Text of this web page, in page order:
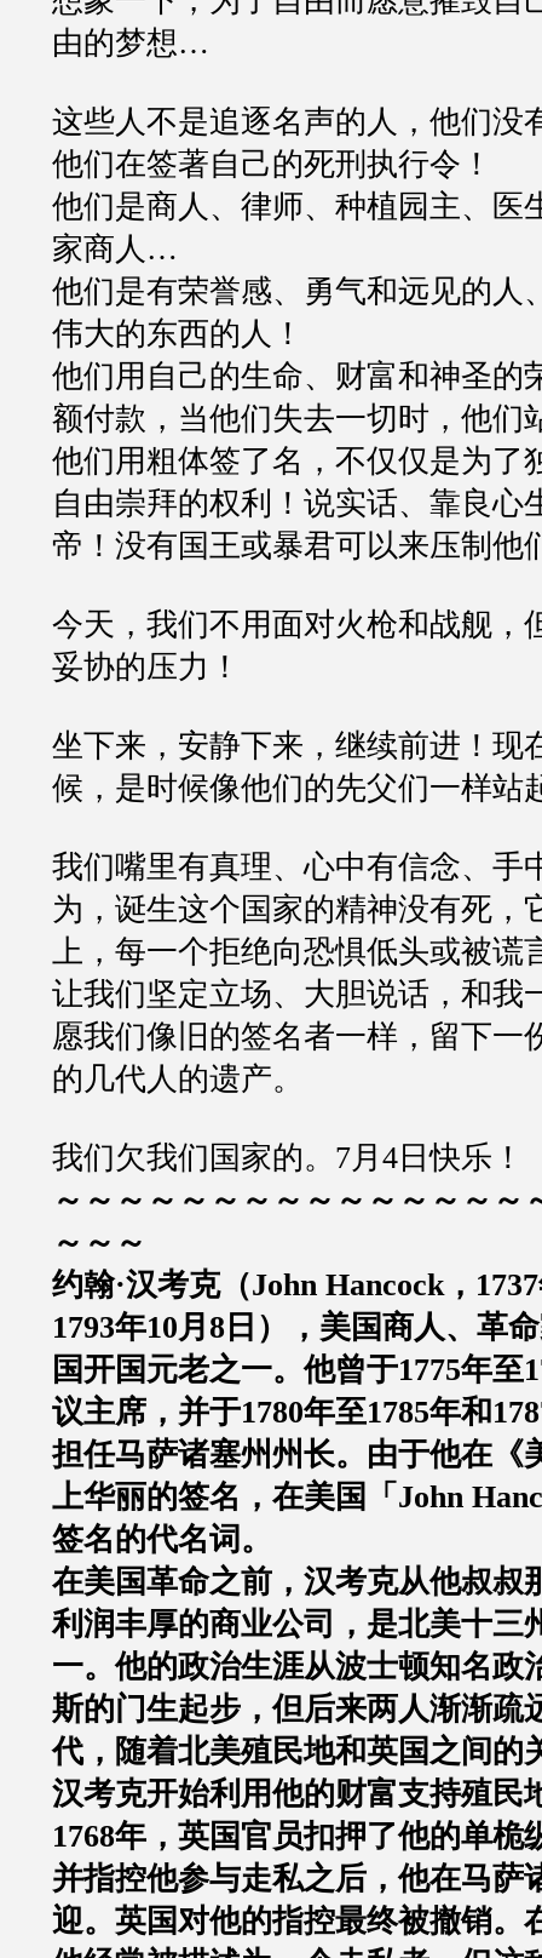
由的梦想…
这些人不是追逐名声的人，他们没
他们在签著自己的死刑执行令！
他们是商人、律师、种植园主、医
家商人…
他们是有荣誉感、勇气和远见的人
伟大的东西的人！
他们用自己的生命、财富和神圣的
额付款，当他们失去一切时，他们
他们用粗体签了名，不仅仅是为了
自由崇拜的权利！说实话、靠良心
帝！没有国王或暴君可以来压制他
今天，我们不用面对火枪和战舰，
妥协的压力！
坐下来，安静下来，继续前进！现
候，是时候像他们的先父们一样站
我们嘴里有真理、心中有信念、手
为，诞生这个国家的精神没有死，
上，每一个拒绝向恐惧低头或被谎
让我们坚定立场、大胆说话，和我
愿我们像旧的签名者一样，留下一
的几代人的遗产。
我们欠我们国家的。7月4日快乐！
～～～～～～～～～～～～～～～
～～～
约翰·汉考克（John Hancock，
1793年10月8日），美国商人、革
国开国元老之一。他曾于1775年至
议主席，并于1780年至1785年和
担任马萨诸塞州州长。由于他在《
上华丽的签名，在美国「John
签名的代名词。
在美国革命之前，汉考克从他叔叔
利润丰厚的商业公司，是北美十三
一。他的政治生涯从波士顿知名政
斯的门生起步，但后来两人渐渐疏
代，随着北美殖民地和英国之间的
汉考克开始利用他的财富支持殖民
1768年，英国官员扣押了他的单桅
并指控他参与走私之后，他在马萨
迎。英国对他的指控最终被撤销。